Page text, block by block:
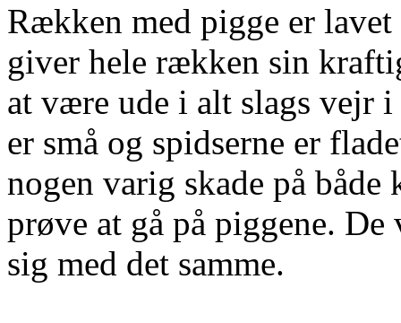
Rækken med pigge er
giver hele rækken sin
at være ude i alt slags vejr
er små og spidserne er
nogen varig skade på
prøve at gå på piggene.
sig med det samme.